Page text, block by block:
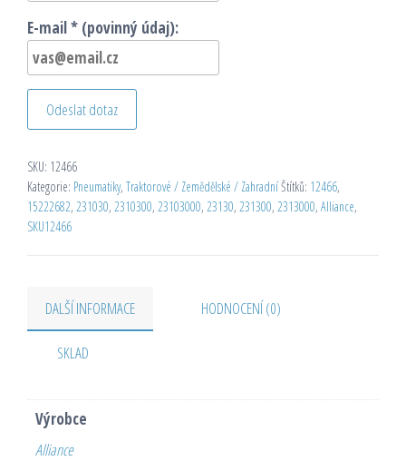
E-mail * (povinný údaj):
Odeslat dotaz
SKU: 12466
Kategorie: Pneumatiky, Traktorové / Zemědělské / ZahradníŠtítků: 12466,
15222682, 231030, 2310300, 23103000, 23130, 231300, 2313000, Alliance,
SKU12466
DALŠÍ INFORMACE HODNOCENÍ (0)
SKLAD
Výrobce
Alliance